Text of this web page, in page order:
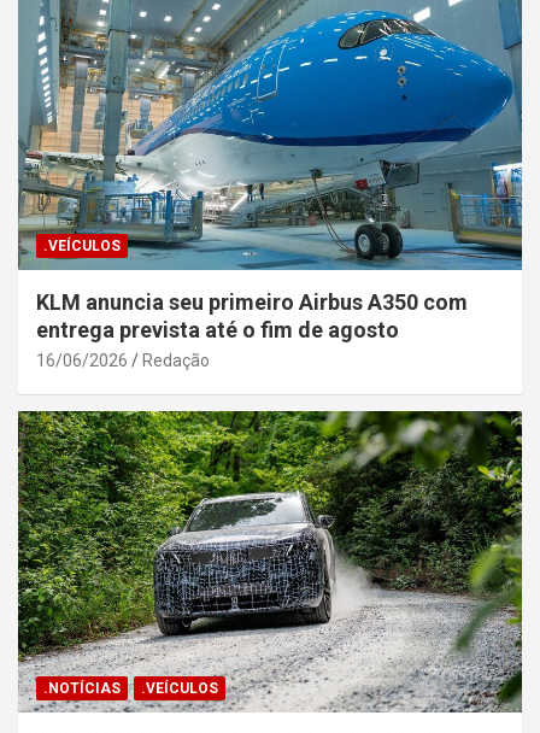
.VEÍCULOS
KLM anuncia seu primeiro Airbus A350 com
entrega prevista até o fim de agosto
16/06/2026 Redação
.NOTÍCIAS .VEÍCULOS